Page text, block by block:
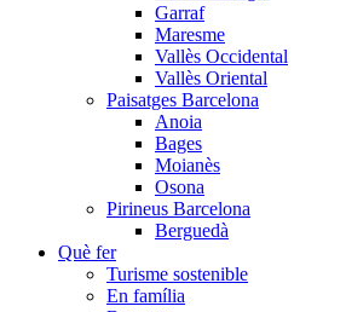
Garraf
Maresme
Vallès Occidental
Vallès Oriental
Paisatges Barcelona
Anoia
Bages
Moianès
Osona
Pirineus Barcelona
Berguedà
Què fer
Turisme sostenible
En família